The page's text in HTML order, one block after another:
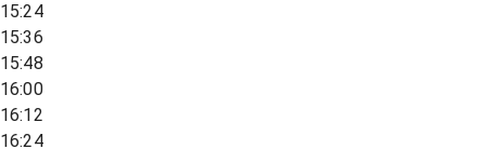
15:24
15:36
15:48
16:00
16:12
16:24